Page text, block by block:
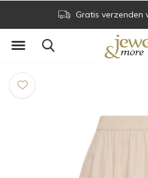
Gratis verzenden